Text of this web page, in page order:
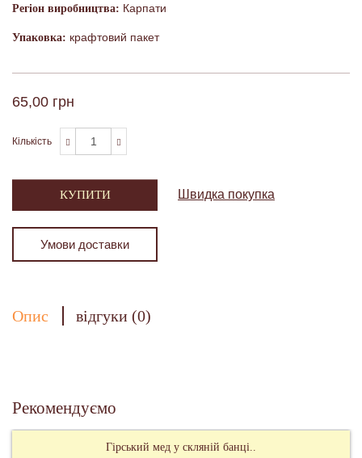
Регіон виробництва: Карпати
Упаковка: крафтовий пакет
65,00 грн
Кількість
КУПИТИ Швидка покупка
Умови доставки
Опис відгуки (0)
Рекомендуємо
Гірський мед у скляній банці..